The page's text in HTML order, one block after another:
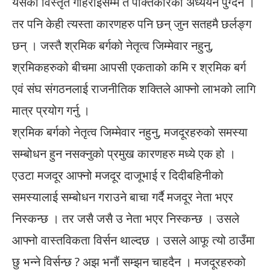
तर पनि केही त्यस्ता कारणहरु पनि छन् जुन सतहमै छर्लङ्ग
छन् । जस्तै श्रमिक बर्गको नेतृत्व जिम्मेवार नहुनु,
श्रमिकहरुको बीचमा आपसी एकताको कमि र श्रमिक बर्ग
एवं संघ संगठनलाई राजनीतिक शक्तिले आफ्नो लाभको लागि
मात्र प्रयोग गर्नु ।
श्रमिक बर्गको नेतृत्व जिम्मेवार नहुनु, मजदूरहरुको समस्या
सम्बोधन हुन नसक्नुको प्रमुख कारणहरु मध्ये एक हो ।
एउटा मजदूर आफ्नो मजदूर दाजूभाई र दिदीबहिनीको
समस्यालाई सम्बोधन गराउने बाचा गर्दै मजदूर नेता भएर
निस्कन्छ । तर जसै जसै उ नेता भएर निस्कन्छ । उसले
आफ्नो वास्तविकता विर्सन थाल्दछ । उसले आफू त्यो ठाउँमा
छु भन्ने विर्सन्छ ? अझ भनौं सम्झन चाहदैन । मजदूरहरुको